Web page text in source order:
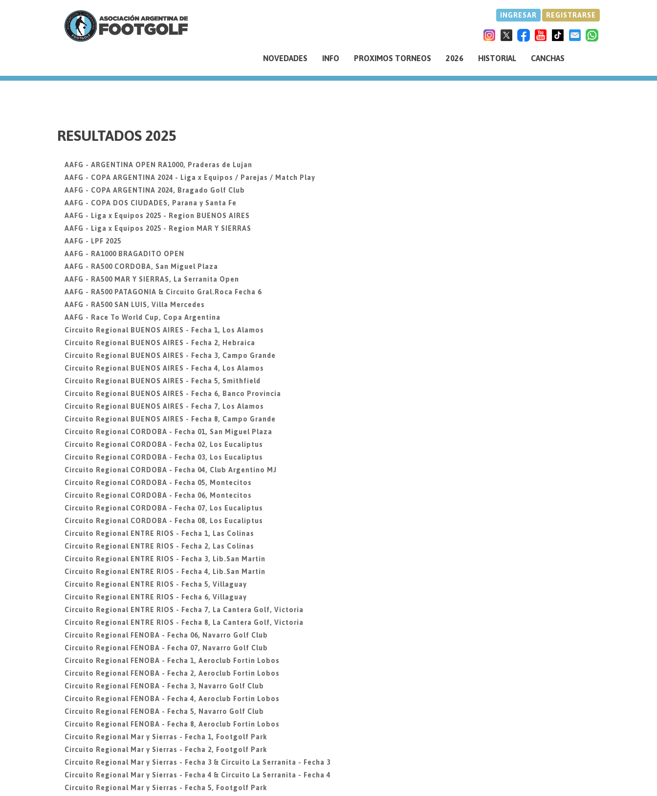
we
INGRESAR REGISTRARSE
NOVEDADES INFO PROXIMOS TORNEOS 2026 HISTORIAL CANCHAS
RESULTADOS 2025
AAFG - ARGENTINA OPEN RA1000, Praderas de Lujan
AAFG - COPA ARGENTINA 2024 - Liga x Equipos / Parejas / Match Play
AAFG - COPA ARGENTINA 2024, Bragado Golf Club
AAFG - COPA DOS CIUDADES, Parana y Santa Fe
AAFG - Liga x Equipos 2025 - Region BUENOS AIRES
AAFG - Liga x Equipos 2025 - Region MAR Y SIERRAS
AAFG - LPF 2025
AAFG - RA1000 BRAGADITO OPEN
AAFG - RA500 CORDOBA, San Miguel Plaza
AAFG - RA500 MAR Y SIERRAS, La Serranita Open
AAFG - RA500 PATAGONIA & Circuito Gral.Roca Fecha 6
AAFG - RA500 SAN LUIS, Villa Mercedes
AAFG - Race To World Cup, Copa Argentina
Circuito Regional BUENOS AIRES - Fecha 1, Los Alamos
Circuito Regional BUENOS AIRES - Fecha 2, Hebraica
Circuito Regional BUENOS AIRES - Fecha 3, Campo Grande
Circuito Regional BUENOS AIRES - Fecha 4, Los Alamos
Circuito Regional BUENOS AIRES - Fecha 5, Smithfield
Circuito Regional BUENOS AIRES - Fecha 6, Banco Provincia
Circuito Regional BUENOS AIRES - Fecha 7, Los Alamos
Circuito Regional BUENOS AIRES - Fecha 8, Campo Grande
Circuito Regional CORDOBA - Fecha 01, San Miguel Plaza
Circuito Regional CORDOBA - Fecha 02, Los Eucaliptus
Circuito Regional CORDOBA - Fecha 03, Los Eucaliptus
Circuito Regional CORDOBA - Fecha 04, Club Argentino MJ
Circuito Regional CORDOBA - Fecha 05, Montecitos
Circuito Regional CORDOBA - Fecha 06, Montecitos
Circuito Regional CORDOBA - Fecha 07, Los Eucaliptus
Circuito Regional CORDOBA - Fecha 08, Los Eucaliptus
Circuito Regional ENTRE RIOS - Fecha 1, Las Colinas
Circuito Regional ENTRE RIOS - Fecha 2, Las Colinas
Circuito Regional ENTRE RIOS - Fecha 3, Lib.San Martin
Circuito Regional ENTRE RIOS - Fecha 4, Lib.San Martin
Circuito Regional ENTRE RIOS - Fecha 5, Villaguay
Circuito Regional ENTRE RIOS - Fecha 6, Villaguay
Circuito Regional ENTRE RIOS - Fecha 7, La Cantera Golf, Victoria
Circuito Regional ENTRE RIOS - Fecha 8, La Cantera Golf, Victoria
Circuito Regional FENOBA - Fecha 06, Navarro Golf Club
Circuito Regional FENOBA - Fecha 07, Navarro Golf Club
Circuito Regional FENOBA - Fecha 1, Aeroclub Fortin Lobos
Circuito Regional FENOBA - Fecha 2, Aeroclub Fortin Lobos
Circuito Regional FENOBA - Fecha 3, Navarro Golf Club
Circuito Regional FENOBA - Fecha 4, Aeroclub Fortin Lobos
Circuito Regional FENOBA - Fecha 5, Navarro Golf Club
Circuito Regional FENOBA - Fecha 8, Aeroclub Fortin Lobos
Circuito Regional Mar y Sierras - Fecha 1, Footgolf Park
Circuito Regional Mar y Sierras - Fecha 2, Footgolf Park
Circuito Regional Mar y Sierras - Fecha 3 & Circuito La Serranita - Fecha 3
Circuito Regional Mar y Sierras - Fecha 4 & Circuito La Serranita - Fecha 4
Circuito Regional Mar y Sierras - Fecha 5, Footgolf Park